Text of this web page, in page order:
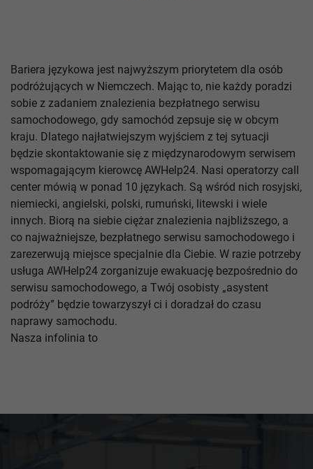
Bariera językowa jest najwyższym priorytetem dla osób
podróżujących w Niemczech. Mając to, nie każdy poradzi
sobie z zadaniem znalezienia bezpłatnego serwisu
samochodowego, gdy samochód zepsuje się w obcym
kraju. Dlatego najłatwiejszym wyjściem z tej sytuacji
będzie skontaktowanie się z międzynarodowym serwisem
wspomagającym kierowcę AWHelp24. Nasi operatorzy call
center mówią w ponad 10 językach. Są wśród nich rosyjski,
niemiecki, angielski, polski, rumuński, litewski i wiele
innych. Biorą na siebie ciężar znalezienia najbliższego, a
co najważniejsze, bezpłatnego serwisu samochodowego i
zarezerwują miejsce specjalnie dla Ciebie. W razie potrzeby
usługa AWHelp24 zorganizuje ewakuację bezpośrednio do
serwisu samochodowego, a Twój osobisty „asystent
podróży” będzie towarzyszył ci i doradzał do czasu
naprawy samochodu.
Nasza infolinia to